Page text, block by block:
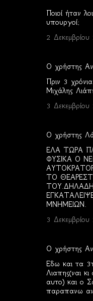
Ποιοί ήταν
υπουργοί;
2
Ο χρήστης
Πριν 3
Μιχάλης
3
Ο χρήστης
ΕΛΑ ΤΩΡΑ
ΦΥΣΙΚΑ Ο
ΤΟ
ΜΝΗΜΕΙΩΝ.
3
Ο χρήστης
Εδω και τα
Λιαπης(ναι
αυτο) και ο
παραπανω